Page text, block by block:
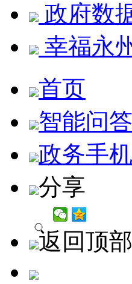
政府数
幸福永
首页
智能问答
政务手机
分享
返回顶部